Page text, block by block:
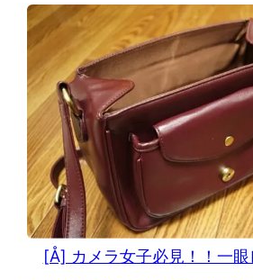
[Å] カメラ女子必見！！一